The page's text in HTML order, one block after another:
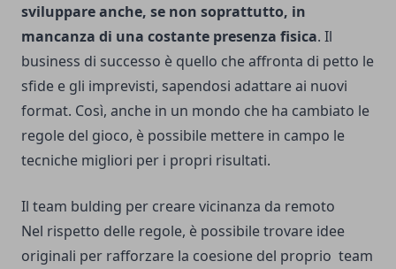
sviluppare anche, se non soprattutto, in
mancanza di una costante presenza fisica. Il
business di successo è quello che affronta di petto le
sfide e gli imprevisti, sapendosi adattare ai nuovi
format. Così, anche in un mondo che ha cambiato le
regole del gioco, è possibile mettere in campo le
tecniche migliori per i propri risultati.
Il team bulding per creare vicinanza da remoto
Nel rispetto delle regole, è possibile trovare idee
originali per rafforzare la coesione del proprio team